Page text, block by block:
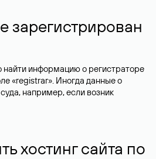
зарегистрирован
информацию о регистраторе
«registrar». Иногда данные о
например, если возник
хостинг сайта по